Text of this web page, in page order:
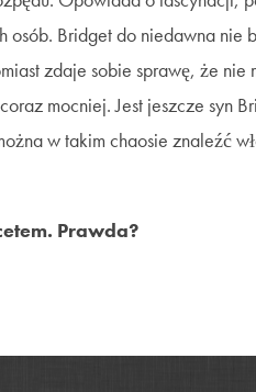
Bridget do niedawna nie
zdaje sobie sprawę, że nie
mocniej. Jest jeszcze syn
w takim chaosie znaleźć
Prawda?